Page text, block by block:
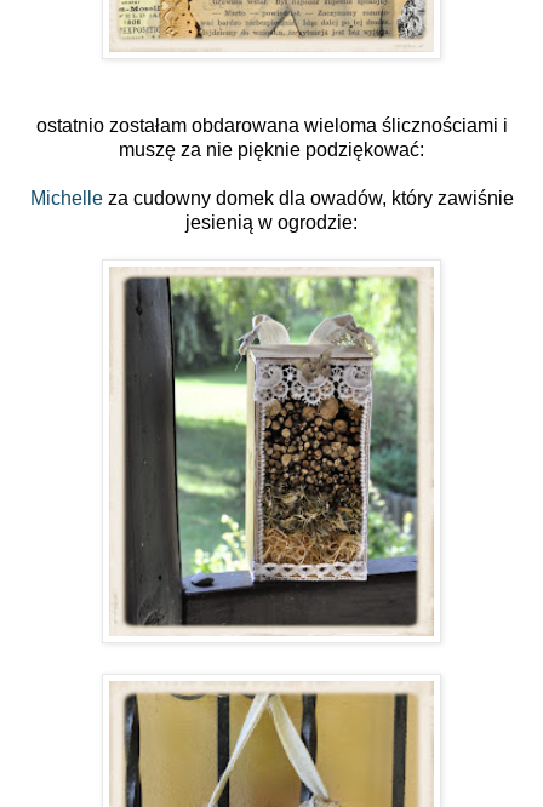
ostatnio zostałam obdarowana wieloma ślicznościami i
muszę za nie pięknie podziękować:
Michelleza cudowny domek dla owadów, który zawiśnie
jesienią w ogrodzie: